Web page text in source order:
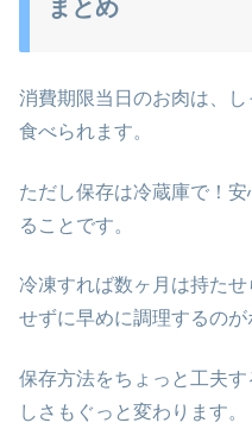
まとめ
消費期限当日のお肉は、
食べられます。
ただし保存は冷蔵庫で！
ることです。
冷凍すれば数ヶ月は持た
せずに早めに調理するのが
保存方法をちょっと工夫
しさもぐっと変わります。